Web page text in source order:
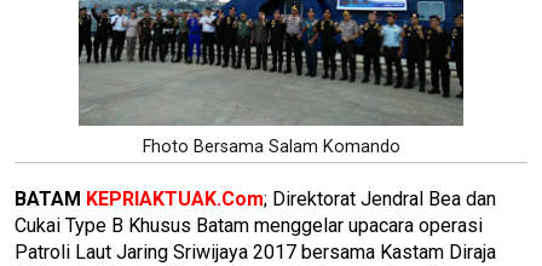
Fhoto Bersama Salam Komando
BATAM KEPRIAKTUAK.Com; Direktorat Jendral Bea dan
Cukai Type B Khusus Batam menggelar upacara operasi
Patroli Laut Jaring Sriwijaya 2017 bersama Kastam Diraja